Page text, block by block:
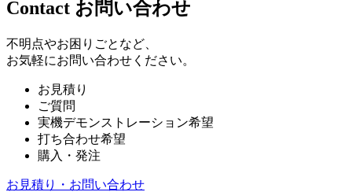
Contact お問い合わせ
不明点やお困りごとなど、
お気軽にお問い合わせください。
お見積り
ご質問
実機デモンストレーション希望
打ち合わせ希望
購入・発注
お見積り・お問い合わせ